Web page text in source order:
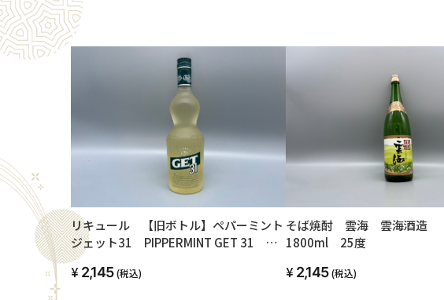
リキュール 【旧ボトル】ペパーミント
ジェット31 PIPPERMINT GET 31
700ml 24度
2,145 (税込)
そば焼酎 雲海 雲海酒造
1800ml 25度
2,145 (税込)